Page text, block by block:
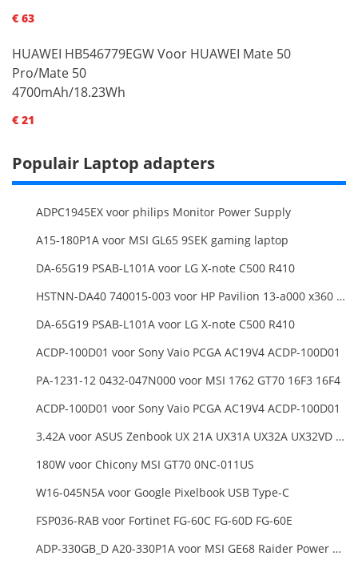
€ 63
HUAWEI HB546779EGW Voor HUAWEI Mate 50
Pro/Mate 50
4700mAh/18.23Wh
€ 21
Populair Laptop adapters
ADPC1945EX voor philips Monitor Power Supply
A15-180P1A voor MSI GL65 9SEK gaming laptop
DA-65G19 PSAB-L101A voor LG X-note C500 R410
HSTNN-DA40 740015-003 voor HP Pavilion 13-a000 x360 11-h000 x2 Series 19.5v 45w 2.31a Blue Charger+Cord
DA-65G19 PSAB-L101A voor LG X-note C500 R410
ACDP-100D01 voor Sony Vaio PCGA AC19V4 ACDP-100D01
PA-1231-12 0432-047N000 voor MSI 1762 GT70 16F3 16F4
ACDP-100D01 voor Sony Vaio PCGA AC19V4 ACDP-100D01
3.42A voor ASUS Zenbook UX 21A UX31A UX32A UX32VD Series Ultrabook Models
180W voor Chicony MSI GT70 0NC-011US
W16-045N5A voor Google Pixelbook USB Type-C
FSP036-RAB voor Fortinet FG-60C FG-60D FG-60E
ADP-330GB_D A20-330P1A voor MSI GE68 Raider Power Supply